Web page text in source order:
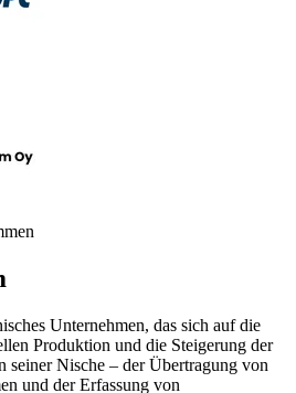
Unternehmen, das sich auf die
Produktion und die Steigerung der
seiner Nische – der Übertragung von
und der Erfassung von